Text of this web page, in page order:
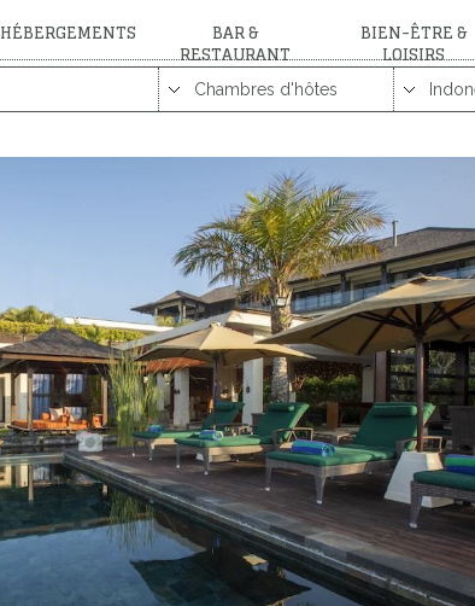
HÉBERGEMENTS BAR &
RESTAURANT
BIEN-ÊTRE &
LOISIRS